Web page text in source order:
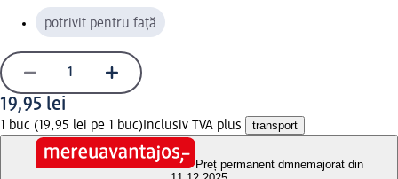
potrivit pentru față
19,95 lei
1 buc (19,95 lei pe 1 buc) Inclusiv TVA plus transport
Preț permanent dmnemajorat din